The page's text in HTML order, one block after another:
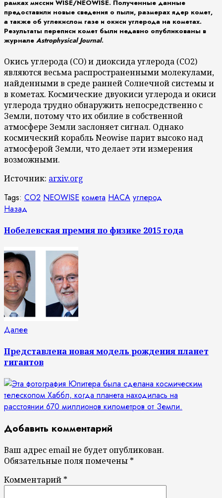
рамках миссии WISE/NEOWISE. Полученные данные
предоставили новые сведения о пыли, размерах ядер комет,
а также об углекислом газе и окиси углерода на кометах.
Результаты переписи комет были недавно опубликованы в
журнале Astrophysical Journal.
Окись углерода (СО) и диоксида углерода (СО2)
являются весьма распространенными молекулами,
найденными в среде ранней Солнечной системы и
в кометах. Космические двуокиси углерода и окиси
углерода трудно обнаружить непосредственно с
Земли, потому что их обилие в собственной
атмосфере Земли заслоняет сигнал. Однако
космический корабль Neowise парит высоко над
атмосферой Земли, что делает эти измерения
возможными.
Источник: arxiv.org
Tags: CO2 NEOWISE комета НАСА углерод
Продолжить
чтение
Назад
Нобелевская премия по физике 2015 года
ДалееСледующая
Представлена новая модель рождения планет
гигантов
Добавить комментарий
Ваш адрес email не будет опубликован.
Обязательные поля помечены *
Комментарий *